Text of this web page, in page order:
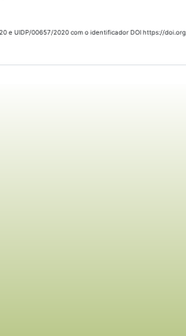
e UIDP/00657/2020 com o identificador DOI https://